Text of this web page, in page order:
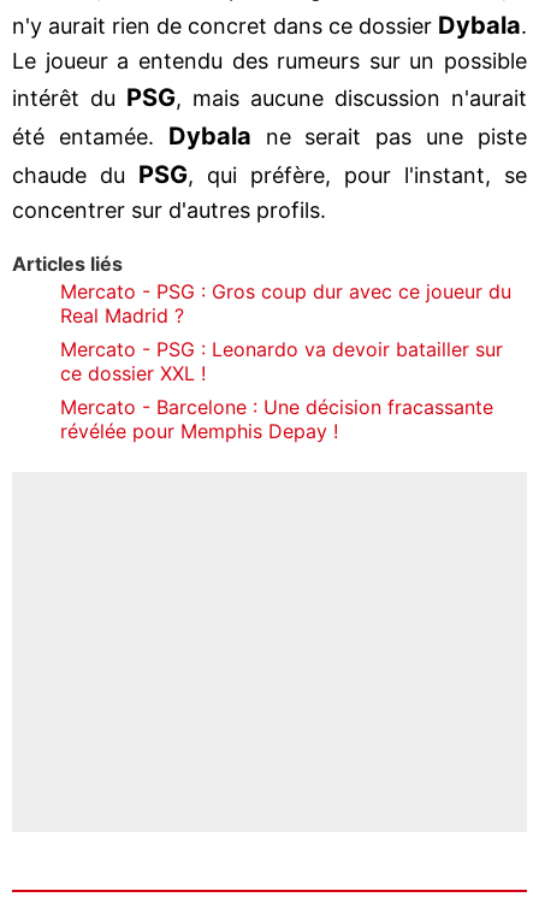
n'y aurait rien de concret dans ce dossier Dybala.
Le joueur a entendu des rumeurs sur un possible
intérêt du PSG, mais aucune discussion n'aurait
été entamée. Dybala ne serait pas une piste
chaude du PSG, qui préfère, pour l'instant, se
concentrer sur d'autres profils.
Articles liés
Mercato - PSG : Gros coup dur avec ce joueur du
Real Madrid ?
Mercato - PSG : Leonardo va devoir batailler sur
ce dossier XXL !
Mercato - Barcelone : Une décision fracassante
révélée pour Memphis Depay !